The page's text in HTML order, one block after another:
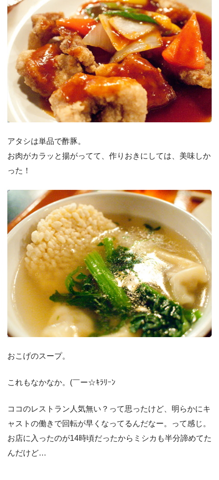
アタシは単品で酢豚。
お肉がカラッと揚がってて、作りおきにしては、美味しか
った！
おこげのスープ。
これもなかなか。(￣ー☆ｷﾗﾘｰﾝ
ココのレストラン人気無い？って思ったけど、明らかにキ
ャストの働きで回転が早くなってるんだなー。って感じ。
お店に入ったのが14時頃だったからミシカも半分諦めてた
んだけど…